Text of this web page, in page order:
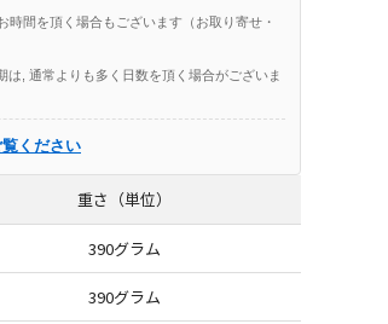
間を頂く場合もございます（お取り寄せ・
, 通常よりも多く日数を頂く場合がございま
ください
重さ（単位）
390グラム
390グラム